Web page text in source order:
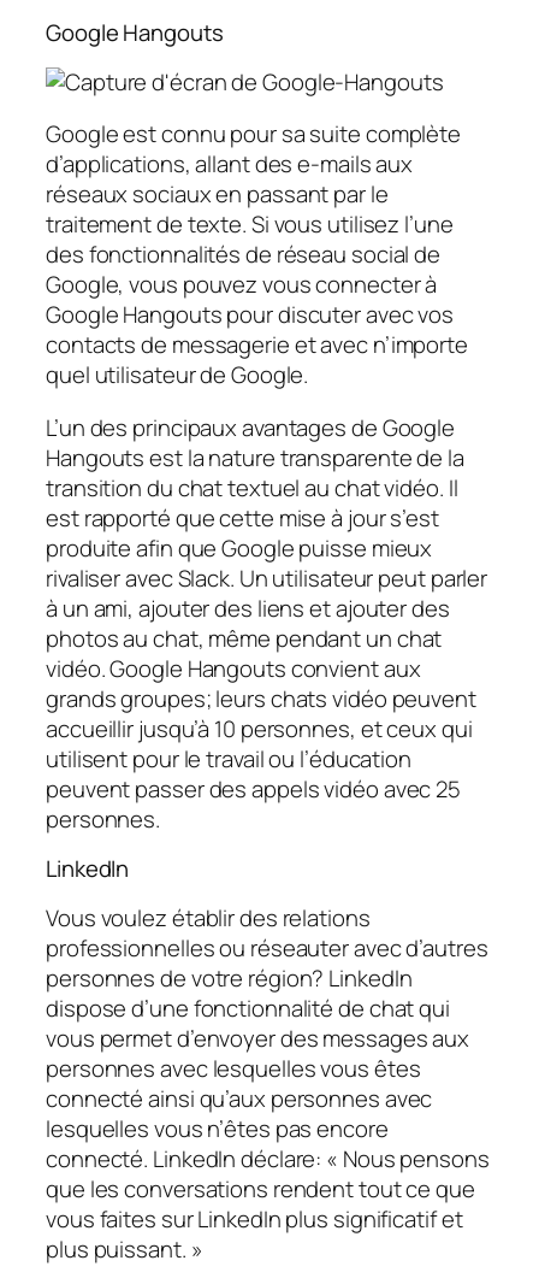
Google Hangouts
Google est connu pour sa suite complète
d’applications, allant des e-mails aux
réseaux sociaux en passant par le
traitement de texte. Si vous utilisez l’une
des fonctionnalités de réseau social de
Google, vous pouvez vous connecter à
Google Hangouts pour discuter avec vos
contacts de messagerie et avec n’importe
quel utilisateur de Google.
L’un des principaux avantages de Google
Hangouts est la nature transparente de la
transition du chat textuel au chat vidéo. Il
est rapporté que cette mise à jour s’est
produite afin que Google puisse mieux
rivaliser avec Slack. Un utilisateur peut parler
à un ami, ajouter des liens et ajouter des
photos au chat, même pendant un chat
vidéo. Google Hangouts convient aux
grands groupes; leurs chats vidéo peuvent
accueillir jusqu’à 10 personnes, et ceux qui
utilisent pour le travail ou l’éducation
peuvent passer des appels vidéo avec 25
personnes.
LinkedIn
Vous voulez établir des relations
professionnelles ou réseauter avec d’autres
personnes de votre région? LinkedIn
dispose d’une fonctionnalité de chat qui
vous permet d’envoyer des messages aux
personnes avec lesquelles vous êtes
connecté ainsi qu’aux personnes avec
lesquelles vous n’êtes pas encore
connecté. LinkedIn déclare: « Nous pensons
que les conversations rendent tout ce que
vous faites sur LinkedIn plus significatif et
plus puissant. »